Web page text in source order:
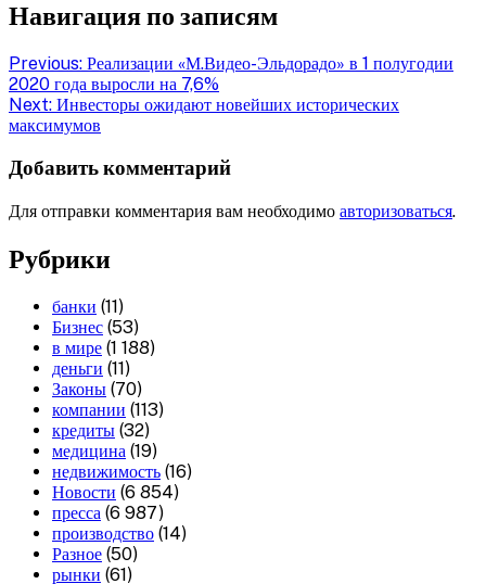
Навигация по записям
Previous: Реализации «М.Видео-Эльдорадо» в 1 полугодии
2020 года выросли на 7,6%
Next: Инвесторы ожидают новейших исторических
максимумов
Добавить комментарий
Для отправки комментария вам необходимо авторизоваться.
Рубрики
банки (11)
Бизнес (53)
в мире (1 188)
деньги (11)
Законы (70)
компании (113)
кредиты (32)
медицина (19)
недвижимость (16)
Новости (6 854)
пресса (6 987)
производство (14)
Разное (50)
рынки (61)